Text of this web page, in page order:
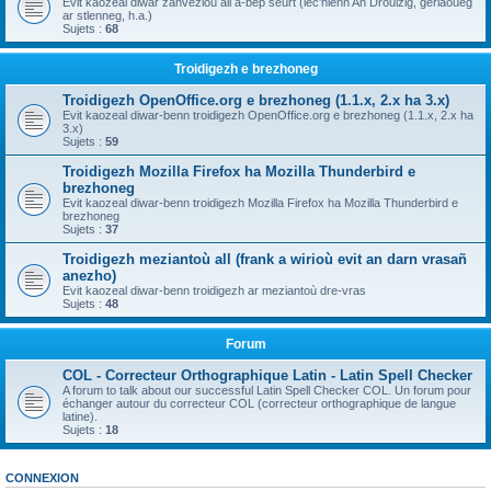
ar stlenneg, h.a.)
Sujets : 68
Troidigezh e brezhoneg
Troidigezh OpenOffice.org e brezhoneg (1.1.x, 2.x ha 3.x)
Evit kaozeal diwar-benn troidigezh OpenOffice.org e brezhoneg (1.1.x, 2.x ha
3.x)
Sujets : 59
Troidigezh Mozilla Firefox ha Mozilla Thunderbird e
brezhoneg
Evit kaozeal diwar-benn troidigezh Mozilla Firefox ha Mozilla Thunderbird e
brezhoneg
Sujets : 37
Troidigezh meziantoù all (frank a wirioù evit an darn vrasañ
anezho)
Evit kaozeal diwar-benn troidigezh ar meziantoù dre-vras
Sujets : 48
Forum
COL - Correcteur Orthographique Latin - Latin Spell Checker
A forum to talk about our successful Latin Spell Checker COL. Un forum pour
échanger autour du correcteur COL (correcteur orthographique de langue
latine).
Sujets : 18
CONNEXION